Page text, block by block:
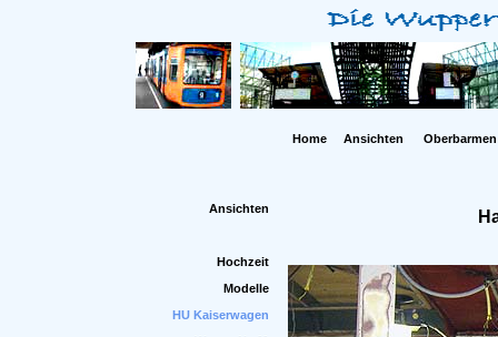
Home Ansichten Oberbarmen
Ansichten
Hochzeit
Modelle
HU Kaiserwagen